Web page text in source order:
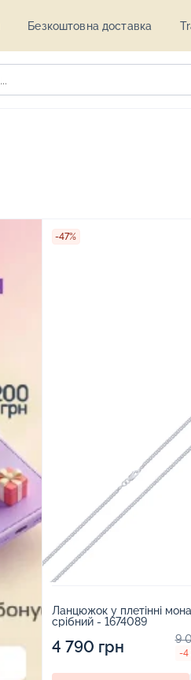
Безкоштовна доставка
-47%
Ланцюжок у плетінні мона
срібний - 1674089
4 790 грн 9
-4